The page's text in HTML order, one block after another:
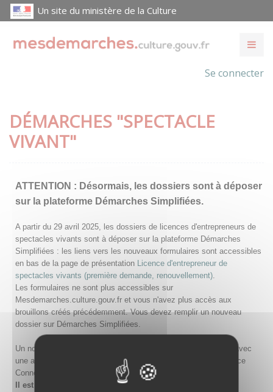
Un site du ministère de la Culture
Se connecter
DÉMARCHES "SPECTACLE
VIVANT"
ATTENTION : Désormais, les dossiers sont à déposer
sur la plateforme Démarches Simplifiées.
A partir du 29 avril 2025, les dossiers de licences d'entrepreneurs de
spectacles vivants sont à déposer sur la plateforme Démarches
Simplifiées : les liens vers les nouveaux formulaires sont accessibles
en bas de la page de présentation Licence d'entrepreneur de
spectacles vivants (première demande, renouvellement).
Les formulaires ne sont plus accessibles sur
Mesdemarches.culture.gouv.fr et vous n'avez plus accès aux
brouillons créés précédemment. Vous devez remplir un nouveau
dossier sur Démarches Simplifiées.
Un nouveau compte doit être créé sur Démarches Simplifiées avec
une adresse email et un mot de passe, ou en passant par France
Connect.
Il est conseillé lors de la création du compte de saisir une